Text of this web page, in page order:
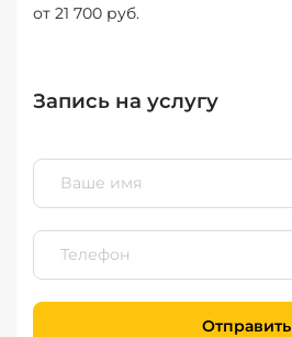
от 21 700 руб.
Запись на услугу
Отправить